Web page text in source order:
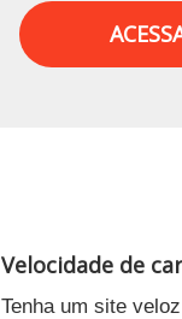
Velocidade de
Tenha um site